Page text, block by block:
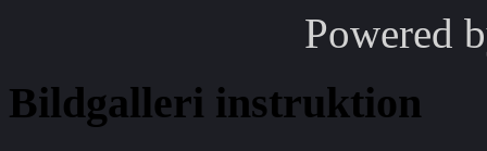
Powered
Bildgalleri instruktion